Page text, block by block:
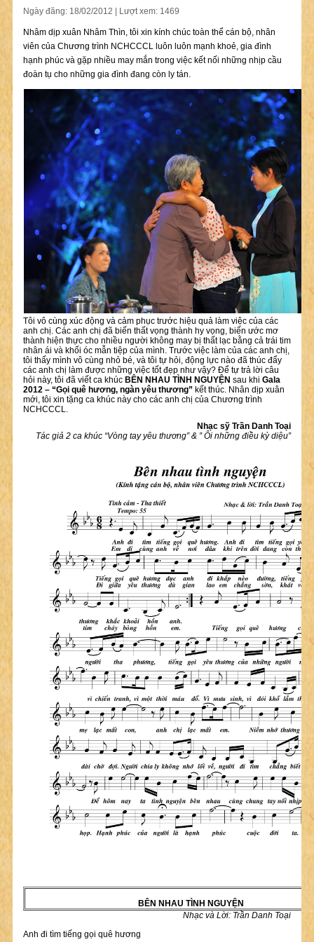
Ngày đăng: 18/02/2012 | Lượt xem: 1469
Nhâm dịp xuân Nhâm Thìn, tôi xin kính chúc toàn thể cán bộ, nhân
viên của Chương trình NCHCCCL luôn luôn mạnh khoẻ, gia đình
hạnh phúc và gặp nhiều may mắn trong việc kết nối những nhịp cầu
đoàn tụ cho những gia đình đang còn ly tán.
Tôi vô cùng xúc động và cảm phục trước hiệu quả làm việc của các
anh chị. Các anh chị đã biến thất vọng thành hy vọng, biến ước mơ
thành hiện thực cho nhiều người không may bị thất lạc bằng cả trái tim
nhân ái và khối óc mẫn tiệp của mình. Trước việc làm của các anh chị,
tôi thấy mình vô cùng nhỏ bé, và tôi tự hỏi, động lực nào đã thúc đẩy
các anh chị làm được những việc tốt đẹp như vậy? Để tự trả lời câu
hỏi này, tôi đã viết ca khúc BÊN NHAU TÌNH NGUYỆN sau khi Gala
2012 – “Gọi quê hương, ngàn yêu thương”kết thúc. Nhân dịp xuân
mới, tôi xin tặng ca khúc này cho các anh chị của Chương trình
NCHCCCL.
Nhạc sỹ Trần Danh Toại
Tác giả 2 ca khúc “Vòng tay yêu thương” & ” Ôi những điều kỳ diệu”
BÊN NHAU TÌNH NGUYỆN
Nhạc và Lời: Trần Danh Toại
Anh đi tìm tiếng gọi quê hương